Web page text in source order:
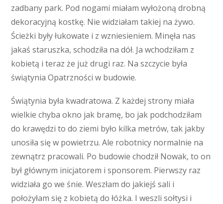
zadbany park. Pod nogami miałam wyłożoną drobną
dekoracyjną kostkę. Nie widziałam takiej na żywo.
Ścieżki były łukowate i z wzniesieniem. Minęła nas
jakaś staruszka, schodziła na dół. Ja wchodziłam z
kobietą i teraz że już drugi raz. Na szczycie była
świątynia Opatrzności w budowie.
Świątynia była kwadratowa. Z każdej strony miała
wielkie chyba okno jak bramę, bo jak podchodziłam
do krawędzi to do ziemi było kilka metrów, tak jakby
unosiła się w powietrzu. Ale robotnicy normalnie na
zewnątrz pracowali. Po budowie chodził Nowak, to on
był głównym inicjatorem i sponsorem. Pierwszy raz
widziała go we śnie. Weszłam do jakiejś sali i
położyłam się z kobietą do łóżka. I weszli sołtysi i